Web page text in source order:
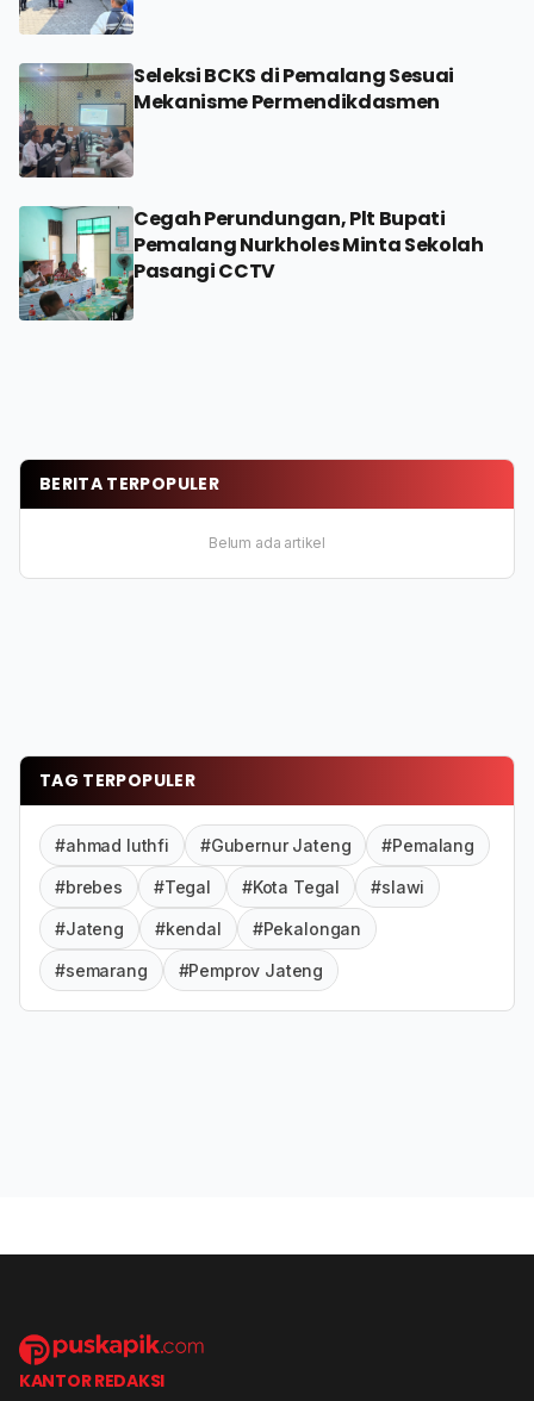
Seleksi BCKS di Pemalang Sesuai
Mekanisme Permendikdasmen
Cegah Perundungan, Plt Bupati
Pemalang Nurkholes Minta Sekolah
Pasangi CCTV
BERITA TERPOPULER
Belum ada artikel
TAG TERPOPULER
#ahmad luthfi #Gubernur Jateng #Pemalang
#brebes #Tegal #Kota Tegal #slawi
#Jateng #kendal #Pekalongan
#semarang #Pemprov Jateng
KANTOR REDAKSI